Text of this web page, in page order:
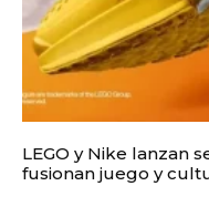
LEGO y Nike lanzan
fusionan juego y